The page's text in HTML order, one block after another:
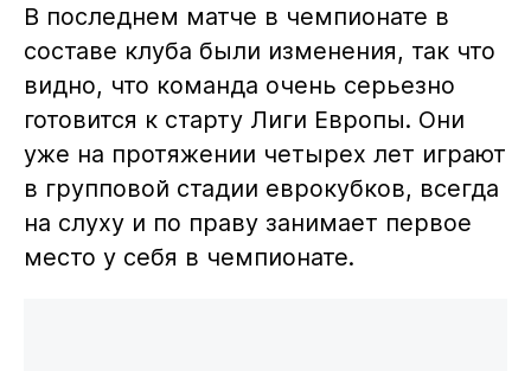
В последнем матче в чемпионате в
составе клуба были изменения, так что
видно, что команда очень серьезно
готовится к старту Лиги Европы. Они
уже на протяжении четырех лет играют
в групповой стадии еврокубков, всегда
на слуху и по праву занимает первое
место у себя в чемпионате.